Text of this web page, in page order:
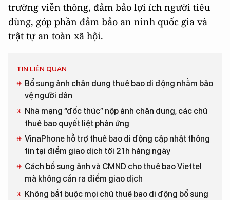
trường viễn thông, đảm bảo lợi ích người tiêu
dùng, góp phần đảm bảo an ninh quốc gia và
trật tự an toàn xã hội.
TIN LIÊN QUAN
Bổ sung ảnh chân dung thuê bao di động nhằm bảo
vệ người dân
Nhà mạng “đốc thúc” nộp ảnh chân dung, các chủ
thuê bao quyết liệt phản ứng
VinaPhone hỗ trợ thuê bao di động cập nhật thông
tin tại điểm giao dịch tới 21h hàng ngày
Cách bổ sung ảnh và CMND cho thuê bao Viettel
mà không cần ra điểm giao dịch
Không bắt buộc mọi chủ thuê bao di động bổ sung